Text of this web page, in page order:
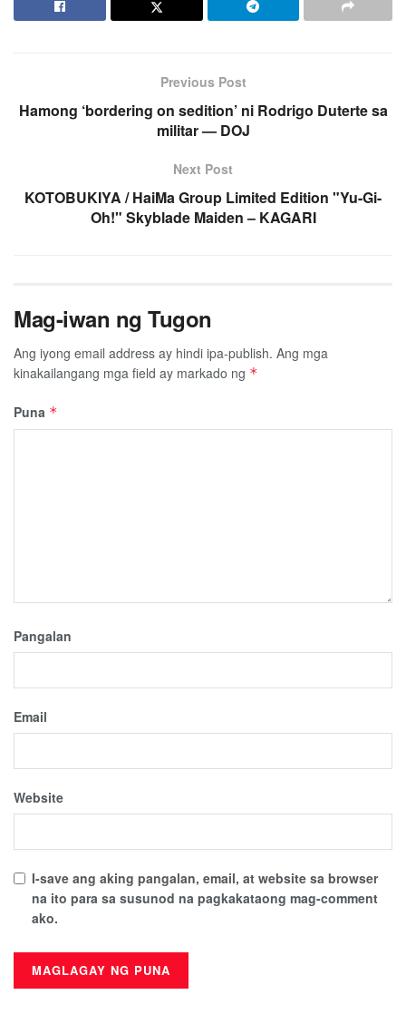
Previous Post
Hamong ‘bordering on sedition’ ni Rodrigo Duterte sa
militar — DOJ
Next Post
KOTOBUKIYA / HaiMa Group Limited Edition "Yu-Gi-
Oh!" Skyblade Maiden – KAGARI
Mag-iwan ng Tugon
Ang iyong email address ay hindi ipa-publish. Ang mga
kinakailangang mga field ay markado ng *
Puna *
Pangalan
Email
Website
I-save ang aking pangalan, email, at website sa browser
na ito para sa susunod na pagkakataong mag-comment
ako.